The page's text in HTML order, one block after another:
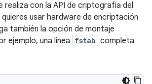
realiza con la API de criptografía del
quieres usar hardware de encriptación
también la opción de montaje
ejemplo, una línea fstab completa